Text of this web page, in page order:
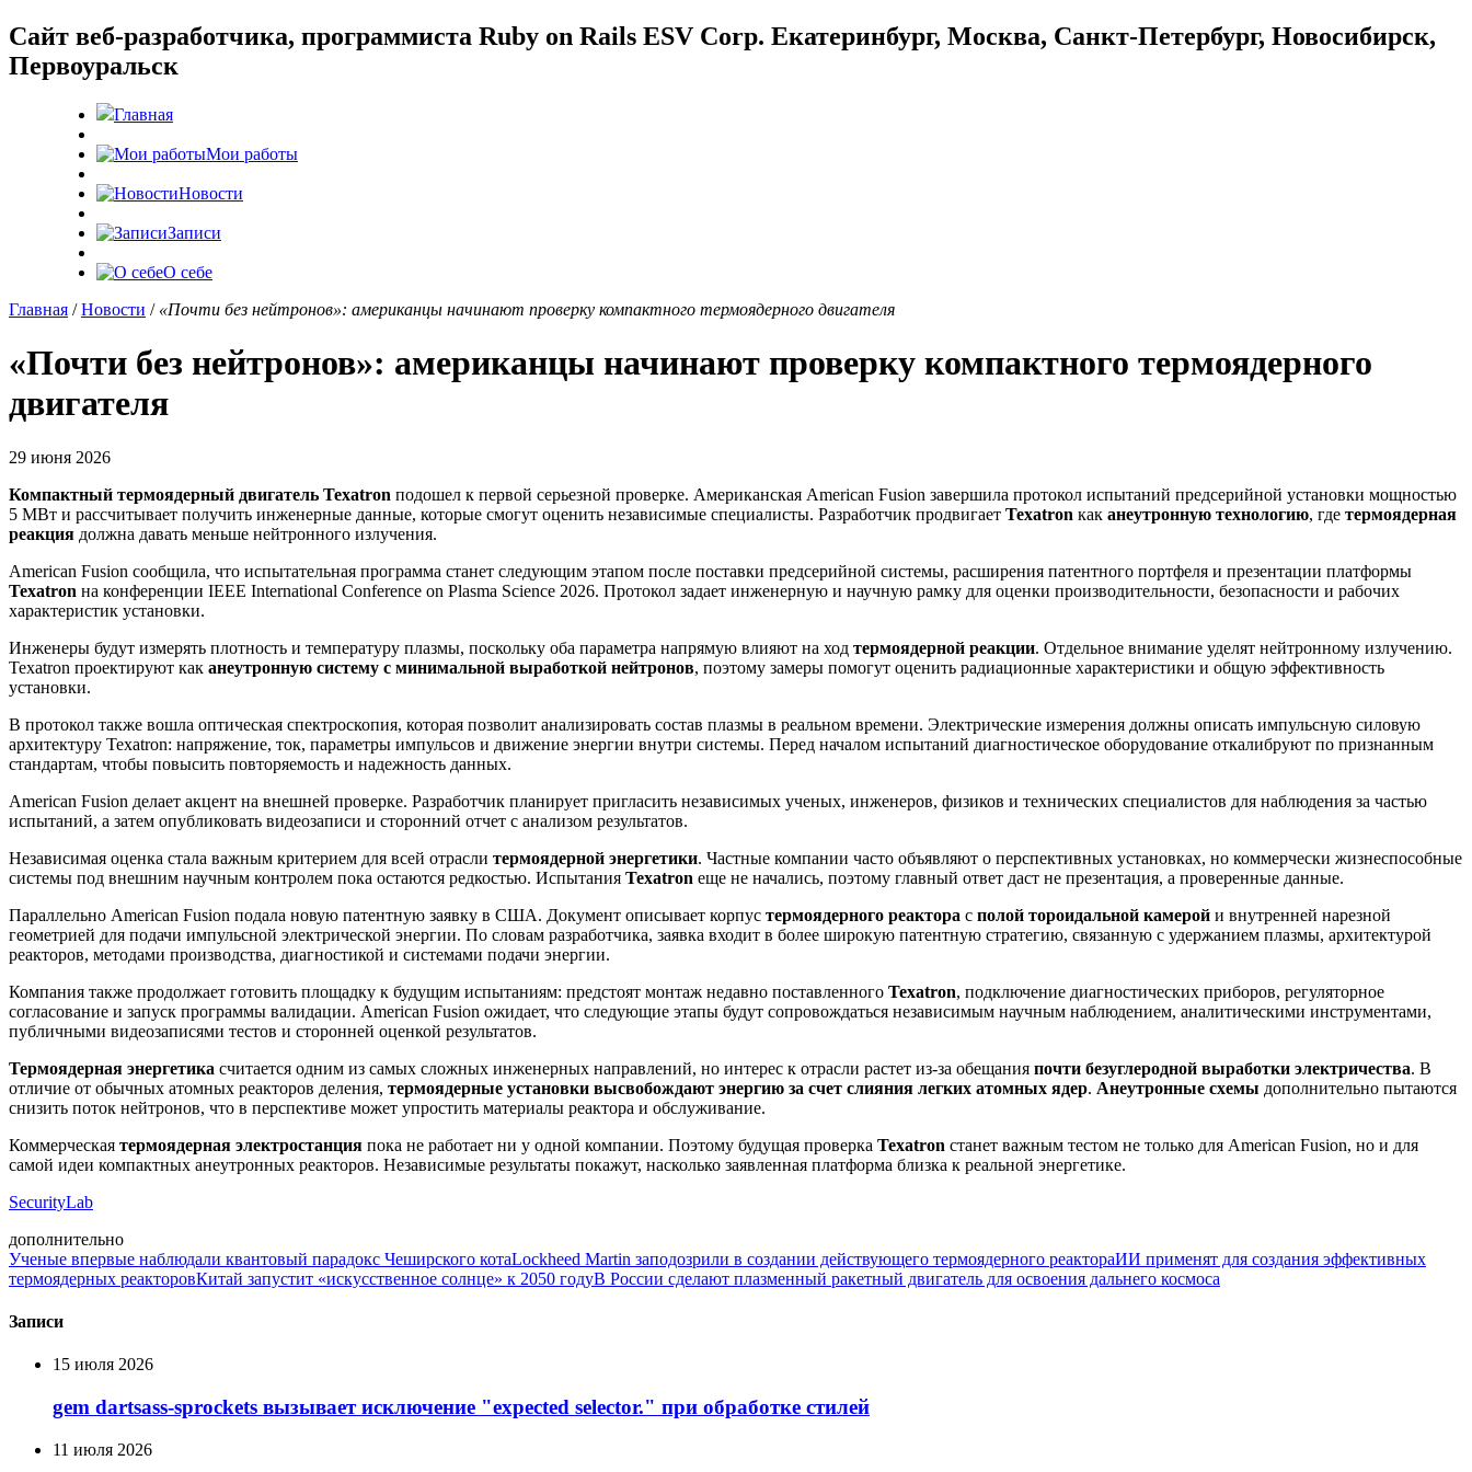
Cайт веб-разработчика, программиста Ruby on Rails ESV Corp. Екатеринбург, Москва, Санкт-Петербург, Новосибирск,
Первоуральск
Главная
Мои работы
Новости
Записи
О себе
Главная /Новости / «Почти без нейтронов»: американцы начинают проверку компактного термоядерного двигателя
«Почти без нейтронов»: американцы начинают проверку компактного термоядерного
двигателя
29 июня 2026
Компактный термоядерный двигатель Texatron подошел к первой серьезной проверке. Американская American Fusion завершила протокол испытаний предсерийной установки мощностью
5 МВт и рассчитывает получить инженерные данные, которые смогут оценить независимые специалисты. Разработчик продвигает Texatron как анеутронную технологию, где термоядерная
реакция должна давать меньше нейтронного излучения.
American Fusion сообщила, что испытательная программа станет следующим этапом после поставки предсерийной системы, расширения патентного портфеля и презентации платформы
Texatron на конференции IEEE International Conference on Plasma Science 2026. Протокол задает инженерную и научную рамку для оценки производительности, безопасности и рабочих
характеристик установки.
Инженеры будут измерять плотность и температуру плазмы, поскольку оба параметра напрямую влияют на ход термоядерной реакции. Отдельное внимание уделят нейтронному излучению.
Texatron проектируют как анеутронную систему с минимальной выработкой нейтронов, поэтому замеры помогут оценить радиационные характеристики и общую эффективность
установки.
В протокол также вошла оптическая спектроскопия, которая позволит анализировать состав плазмы в реальном времени. Электрические измерения должны описать импульсную силовую
архитектуру Texatron: напряжение, ток, параметры импульсов и движение энергии внутри системы. Перед началом испытаний диагностическое оборудование откалибруют по признанным
стандартам, чтобы повысить повторяемость и надежность данных.
American Fusion делает акцент на внешней проверке. Разработчик планирует пригласить независимых ученых, инженеров, физиков и технических специалистов для наблюдения за частью
испытаний, а затем опубликовать видеозаписи и сторонний отчет с анализом результатов.
Независимая оценка стала важным критерием для всей отрасли термоядерной энергетики. Частные компании часто объявляют о перспективных установках, но коммерчески жизнеспособные
системы под внешним научным контролем пока остаются редкостью. Испытания Texatron еще не начались, поэтому главный ответ даст не презентация, а проверенные данные.
Параллельно American Fusion подала новую патентную заявку в США. Документ описывает корпус термоядерного реактора с полой тороидальной камерой и внутренней нарезной
геометрией для подачи импульсной электрической энергии. По словам разработчика, заявка входит в более широкую патентную стратегию, связанную с удержанием плазмы, архитектурой
реакторов, методами производства, диагностикой и системами подачи энергии.
Компания также продолжает готовить площадку к будущим испытаниям: предстоят монтаж недавно поставленного Texatron, подключение диагностических приборов, регуляторное
согласование и запуск программы валидации. American Fusion ожидает, что следующие этапы будут сопровождаться независимым научным наблюдением, аналитическими инструментами,
публичными видеозаписями тестов и сторонней оценкой результатов.
Термоядерная энергетика считается одним из самых сложных инженерных направлений, но интерес к отрасли растет из-за обещания почти безуглеродной выработки электричества. В
отличие от обычных атомных реакторов деления, термоядерные установки высвобождают энергию за счет слияния легких атомных ядер. Анеутронные схемы дополнительно пытаются
снизить поток нейтронов, что в перспективе может упростить материалы реактора и обслуживание.
Коммерческая термоядерная электростанция пока не работает ни у одной компании. Поэтому будущая проверка Texatron станет важным тестом не только для American Fusion, но и для
самой идеи компактных анеутронных реакторов. Независимые результаты покажут, насколько заявленная платформа близка к реальной энергетике.
SecurityLab
дополнительно
Ученые впервые наблюдали квантовый парадокс Чеширского котаLockheed Martin заподозрили в создании действующего термоядерного реактораИИ применят для создания эффективных
термоядерных реакторовКитай запустит «искусственное солнце» к 2050 годуВ России сделают плазменный ракетный двигатель для освоения дальнего космоса
Записи
15 июля 2026
gem dartsass-sprockets вызывает исключение "expected selector." при обработке стилей
11 июля 2026